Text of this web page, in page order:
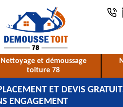
Nettoyage et démoussage
toiture 78
ET DEVIS
ENGAGEMENT